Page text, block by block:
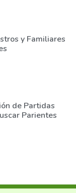
y Familiares
de Partidas
Parientes